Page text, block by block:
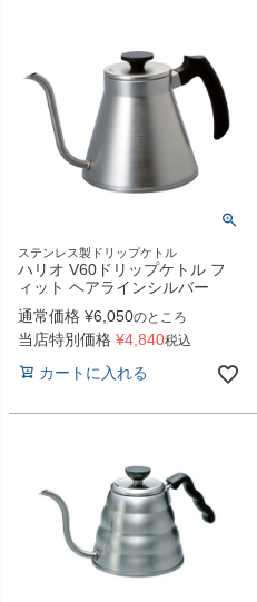
ステンレス製ドリップケトル
ハリオ V60ドリップケトル フ
ィット ヘアラインシルバー
通常価格 ¥6,050のところ
当店特別価格 ¥4,840税込
カートに入れる